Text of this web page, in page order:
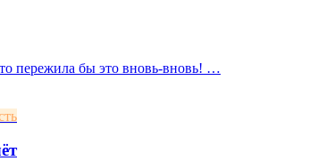
пережила бы это вновь-вновь! …